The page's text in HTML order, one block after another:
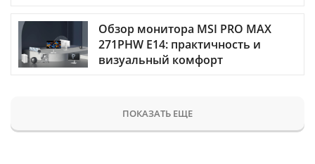
Обзор монитора MSI PRO MAX
271PHW E14: практичность и
визуальный комфорт
ПОКАЗАТЬ ЕЩЕ